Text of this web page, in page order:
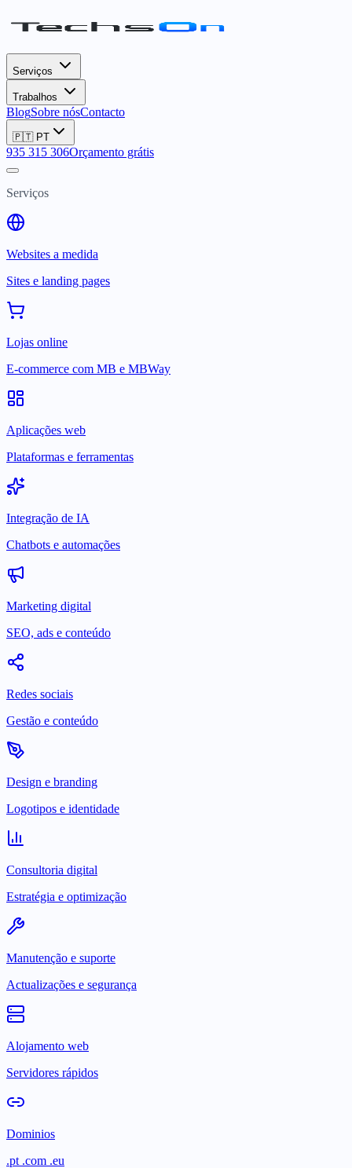
Serviços
Trabalhos
BlogSobre nósContacto
🇵🇹 PT
935 315 306Orçamento grátis
Serviços
Websites a medida
Sites e landing pages
Lojas online
E-commerce com MB e MBWay
Aplicações web
Plataformas e ferramentas
Integração de IA
Chatbots e automações
Marketing digital
SEO, ads e conteúdo
Redes sociais
Gestão e conteúdo
Design e branding
Logotipos e identidade
Consultoria digital
Estratégia e optimização
Manutenção e suporte
Actualizações e segurança
Alojamento web
Servidores rápidos
Dominios
.pt .com .eu